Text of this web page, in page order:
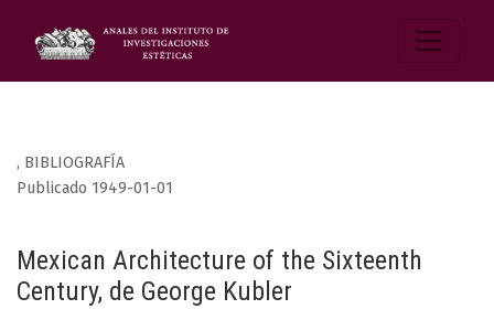
, BIBLIOGRAFÍA
Mexican Architecture of the Sixteenth
Century, de George Kubler
Publicado 1949-01-01